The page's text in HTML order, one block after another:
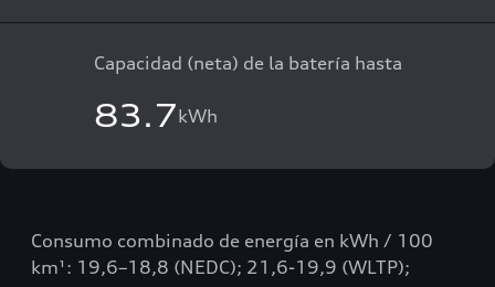
Capacidad (neta) de la batería hasta
83.7kWh
Consumo combinado de energía en kWh / 100
km¹: 19,6–18,8 (NEDC); 21,6-19,9 (WLTP);